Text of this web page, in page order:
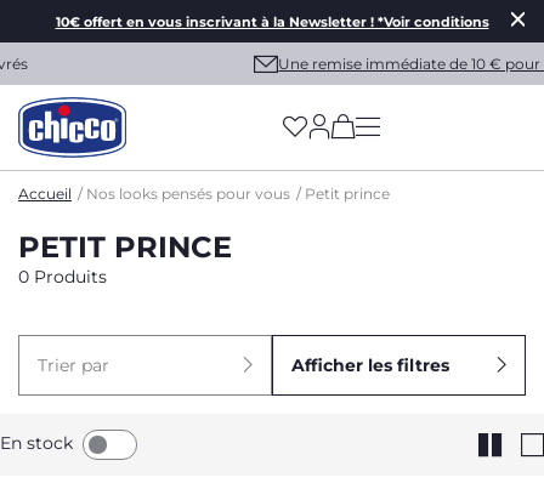
10€ offert en vous inscrivant à la Newsletter ! *Voir conditions
Une remise immédiate de 10 € pour vous !
(has more options
Accueil Nos looks pensés pour vous Petit prince
PETIT PRINCE
0 Produits
Trier par Afficher les filtres
En stock